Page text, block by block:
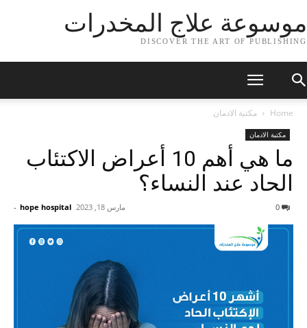
موسوعة علاج المخدرات
DISCOVER THE ART OF PUBLISHING
Home مكتبة الادمان
مكتبة الادمان
ما هي أهم 10 أعراض الاكتئاب
الحاد عند النساء؟
hope hospital
- مارس 18, 2023